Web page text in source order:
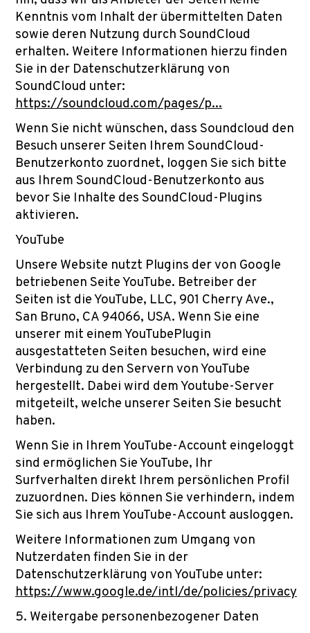
Kenntnis vom Inhalt der übermittelten Daten
sowie deren Nutzung durch SoundCloud
erhalten. Weitere Informationen hierzu finden
Sie in der Datenschutzerklärung von
SoundCloud unter:
https://soundcloud.com/pages/p...
Wenn Sie nicht wünschen, dass Soundcloud den
Besuch unserer Seiten Ihrem SoundCloud-
Benutzerkonto zuordnet, loggen Sie sich bitte
aus Ihrem SoundCloud-Benutzerkonto aus
bevor Sie Inhalte des SoundCloud-Plugins
aktivieren.
YouTube
Unsere Website nutzt Plugins der von Google
betriebenen Seite YouTube. Betreiber der
Seiten ist die YouTube, LLC, 901 Cherry Ave.,
San Bruno, CA 94066, USA. Wenn Sie eine
unserer mit einem YouTubePlugin
ausgestatteten Seiten besuchen, wird eine
Verbindung zu den Servern von YouTube
hergestellt. Dabei wird dem Youtube-Server
mitgeteilt, welche unserer Seiten Sie besucht
haben.
Wenn Sie in Ihrem YouTube-Account eingeloggt
sind ermöglichen Sie YouTube, Ihr
Surfverhalten direkt Ihrem persönlichen Profil
zuzuordnen. Dies können Sie verhindern, indem
Sie sich aus Ihrem YouTube-Account ausloggen.
Weitere Informationen zum Umgang von
Nutzerdaten finden Sie in der
Datenschutzerklärung von YouTube unter:
https://www.google.de/intl/de/policies/privacy
5. Weitergabe personenbezogener Daten